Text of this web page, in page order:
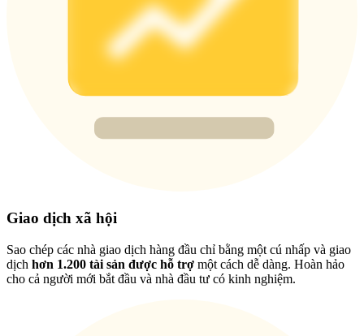
Precious Metals Trading Carnival
Trade Gold & Silver · 33,333 USDT Bonus
USDT Flexible Staking | Daily Rewards
Trade New Futures, Win 200,000 USDT
Giao dịch xã hội
Sao chép các nhà giao dịch hàng đầu chỉ bằng một cú nhấp và giao
dịch hơn 1.200 tài sản được hỗ trợ một cách dễ dàng. Hoàn hảo
cho cả người mới bắt đầu và nhà đầu tư có kinh nghiệm.